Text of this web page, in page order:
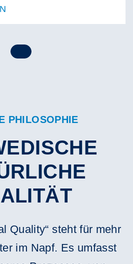
PHILOSOPHIE
Quality“ steht für mehr
im Napf. Es umfasst